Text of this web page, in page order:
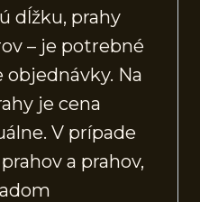
dĺžku, prahy
– je potrebné
Na
je cena
V prípade
a prahov,